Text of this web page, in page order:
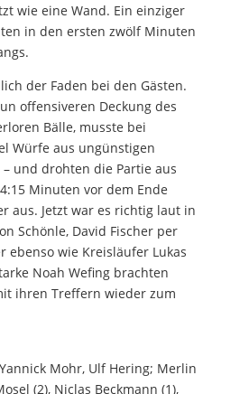
wie eine Wand. Ein einziger
in den ersten zwölf Minuten
der Faden bei den Gästen.
offensiveren Deckung des
Bälle, musste bei
Würfe aus ungünstigen
und drohten die Partie aus
Minuten vor dem Ende
aus. Jetzt war es richtig laut in
Schönle, David Fischer per
ebenso wie Kreisläufer Lukas
Noah Wefing brachten
ihren Treffern wieder zum
Mohr, Ulf Hering; Merlin
(2), Niclas Beckmann (1),